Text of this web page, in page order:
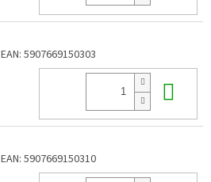
EAN: 5907669150303
EAN: 5907669150310